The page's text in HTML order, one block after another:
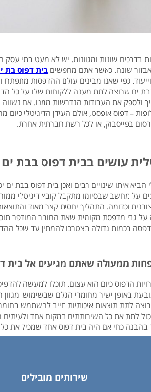
בדרכים שונות ומגוונות. יש לא מעט בתי
שונה. כאשר אתם מחפשים בית דפוס בת
כפי שאנו מבינים עולם ההדפסות
ים שרוצה לתת מענה ללקוחות שלו על כל
ולספק את העבודות הנדרשות ממנו. אם
– דפוס אופסט, אולם העידן הדיגיטלי
בפייסבוק, או לכל רשת חברתית אחרת.
עושים בבית דפוס בבת ים
הביא איתו שינויים רבים ואכן בית דפוס
על מחשב שבסיומו מתקבל קובץ דיגיטלי
וכדומה. התהליך יחסית קצר מאוד
גבי מדפסת מקומית שאת החומר המודפר
בכמות גדולה תצטרכו להמתין עד שכל
ממעולה שאתם מגיעים אל בית
הדפוס כיום הוא עצום. תוכלו למעשה
באופן ישיר מחומרי הגלם שבשימוש. מגוון
לתת תוצאות איכותיות חייב להשתמש
לתת את כל השירותתים במקום אחד
כחי אם היה בית דפוס אחד שמכיל את
שירותים מובילים